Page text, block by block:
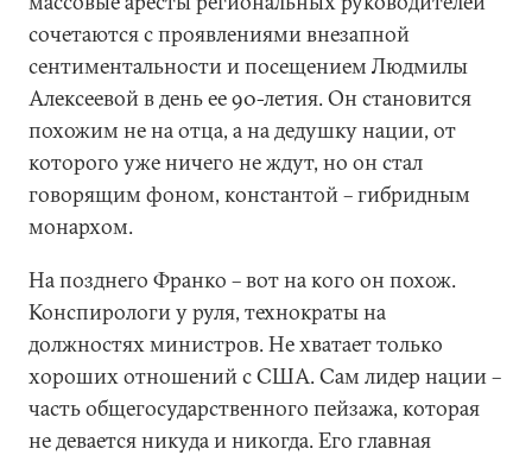
сочетаются с проявлениями внезапной
сентиментальности и посещением Людмилы
Алексеевой в день ее 90-летия. Он становится
похожим не на отца, а на дедушку нации, от
которого уже ничего не ждут, но он стал
говорящим фоном, константой – гибридным
монархом.
На позднего Франко – вот на кого он похож.
Конспирологи у руля, технократы на
должностях министров. Не хватает только
хороших отношений с США. Сам лидер нации –
часть общегосударственного пейзажа, которая
не девается никуда и никогда. Его главная